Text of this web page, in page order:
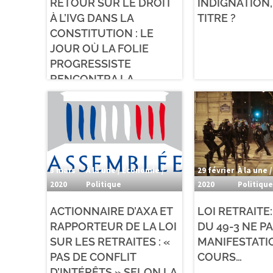
RETOUR SUR LE DROIT
À L’IVG DANS LA
CONSTITUTION : LE
JOUR OÙ LA FOLIE
PROGRESSISTE
RENCONTRA LA
LÂCHETÉ ÉLECTORALE
TITRE ?
3 mars
2020
À la une / Économie /
Politique
ACTIONNAIRE D’AXA ET
RAPPORTEUR DE LA LOI
SUR LES RETRAITES : «
PAS DE CONFLIT
29 février
2020
À la une
Politique
LOI
DU 49-3 NE
COURS…